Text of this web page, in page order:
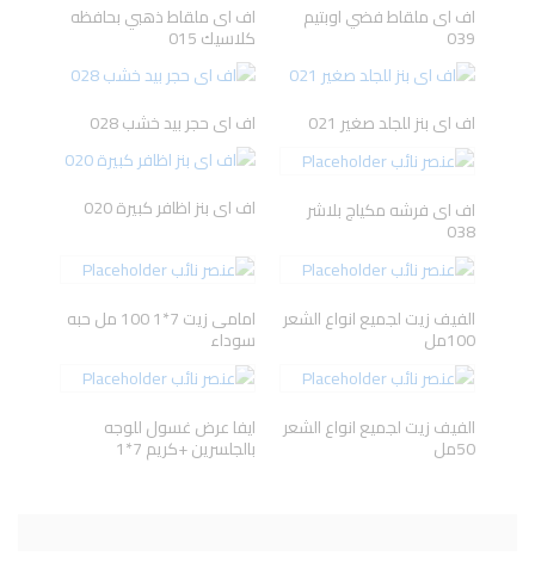
PANTENE
GARNIER
URIAGE
ISIS PHARMA
Oral-B
Gillette
AXE
Avene
ANIVAGENE
Herbal
Essences
اف اى ملقاط فضي اوبتيم
039
اف اى ملقاط ذهبي بحافظه
كلاسيك 015
اف اى بنز للجلد صغير 021 اف اى حجر بيد خشب 028
اف اى فرشه مكياج بلاشر
038
اف اى بنز اظافر كبيرة 020
الفيف زيت لجميع انواع الشعر
100مل
امامى زيت 7*1 100 مل حبه
سوداء
الفيف زيت لجميع انواع الشعر
50مل
ايفا عرض غسول للوجه
بالجلسرين +كريم 7*1